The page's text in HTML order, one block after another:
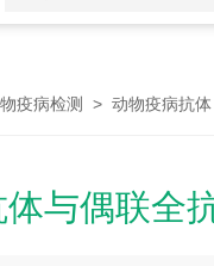
疫病检测 > 动物疫病抗体
与偶联全